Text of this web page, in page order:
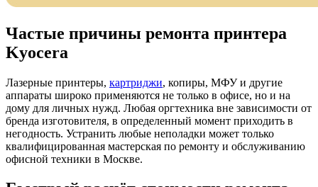
Частые причины ремонта принтера
Kyocera
Лазерные принтеры, картриджи, копиры, МФУ и другие
аппараты широко применяются не только в офисе, но и на
дому для личных нужд. Любая оргтехника вне зависимости от
бренда изготовителя, в определенный момент приходить в
негодность. Устранить любые неполадки может только
квалифицированная мастерская по ремонту и обслуживанию
офисной техники в Москве.